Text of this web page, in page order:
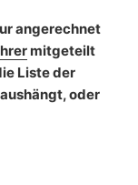
angerechnet
mitgeteilt
Liste der
oder